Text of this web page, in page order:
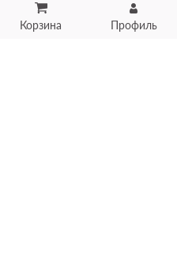
Корзина Профиль